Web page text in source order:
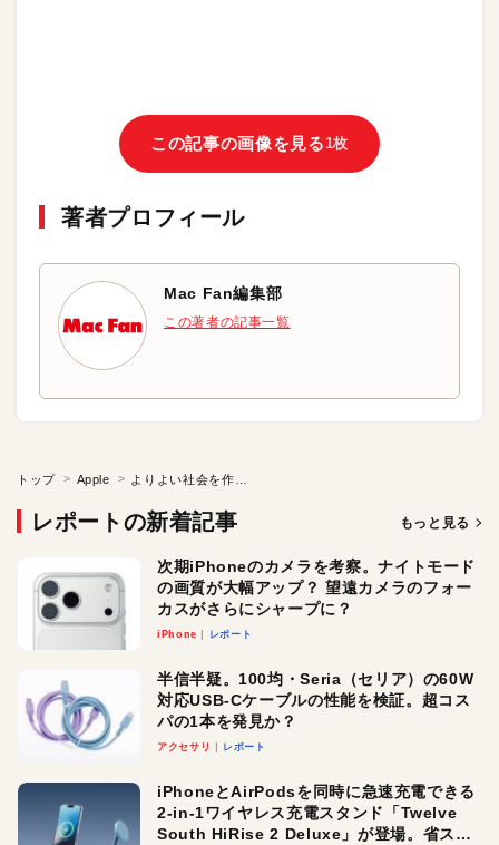
この記事の画像を見る1枚
著者プロフィール
Mac Fan編集部
この著者の記事一覧
トップ Apple
レポートの新着記事 もっと見る
次期iPhoneのカメラを考察。ナイトモード
の画質が大幅アップ？ 望遠カメラのフォー
カスがさらにシャープに？
iPhone レポート
半信半疑。100均・Seria（セリア）の60W
対応USB-Cケーブルの性能を検証。超コス
パの1本を発見か？
アクセサリ レポート
iPhoneとAirPodsを同時に急速充電できる
2-in-1ワイヤレス充電スタンド「Twelve
South HiRise 2 Deluxe」が登場。省スペ